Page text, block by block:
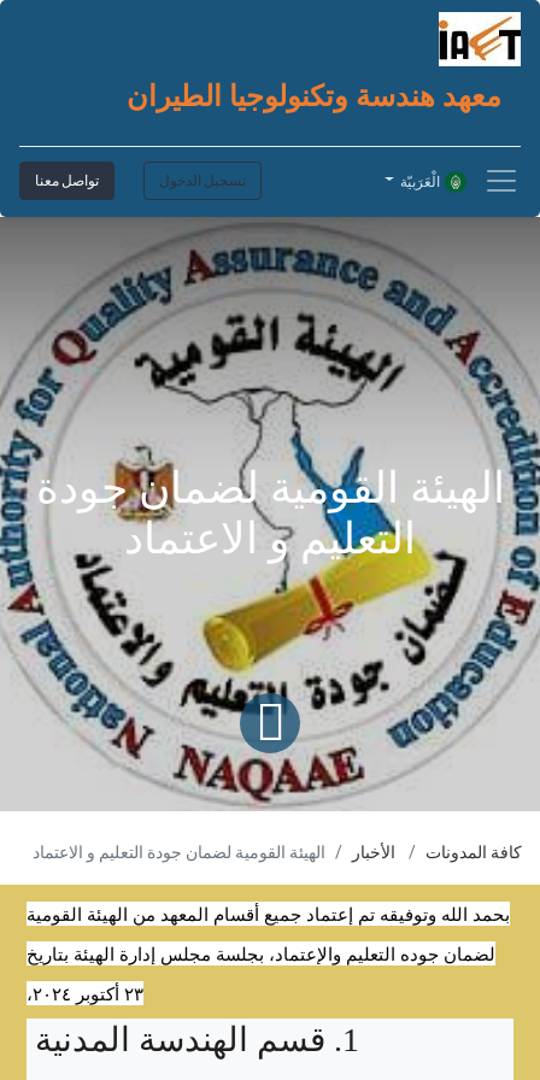
معهد هندسة وتكنولوجيا الطيران
تسجيل الدخول تواصل معنا الْعَرَبيّة
الهيئة القومية لضمان جودة
التعليم و الاعتماد
كافة المدونات الأخبار الهيئة القومية لضمان جودة التعليم و الاعتماد
بحمد الله وتوفيقه تم إعتماد جميع أقسام المعهد من الهيئة القومية
لضمان جوده التعليم والإعتماد، بجلسة مجلس إدارة الهيئة بتاريخ
٢٣ أكتوبر ٢٠٢٤،
1. قسم الهندسة المدنية